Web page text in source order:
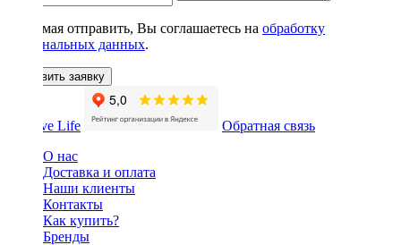
Нажимая отправить, Вы соглашаетесь на обработку
персональных данных.
Оставить заявку
Обратная связь
О нас
Доставка и оплата
Наши клиенты
Контакты
Как купить?
Бренды